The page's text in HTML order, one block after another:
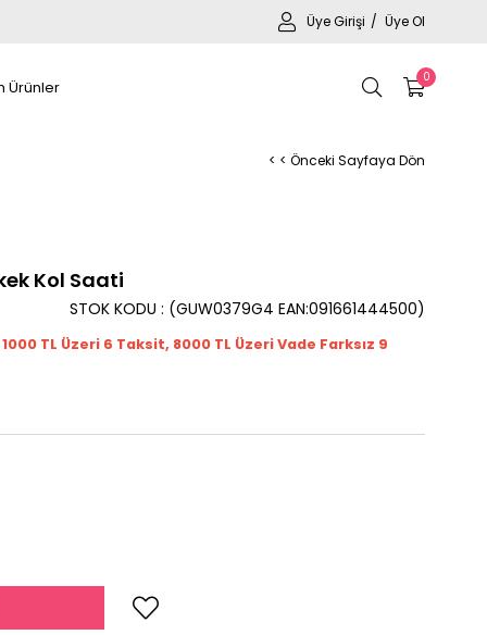
Üye Girişi Üye Ol
0
Ürünler
< < Önceki Sayfaya Dön
Kol Saati
(GUW0379G4 EAN:091661444500)
STOK KODU
TL Üzeri 6 Taksit, 8000 TL Üzeri Vade Farksız 9